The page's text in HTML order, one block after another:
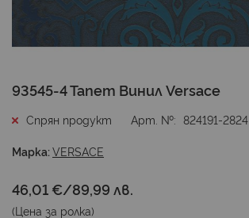
Преминете
началото
галерия
снимки
93545-4 Тапет Винил Versace
Спрян продукт Арт. № 824191-2824
Марка:VERSACE
46,01 €/89,99 лв.
(Цена за ролка)